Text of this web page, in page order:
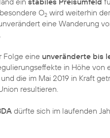
O2 wird weiterhin
eine Wanderung
Folge eine unveränderte bis
in Höhe von
die im Mai 2019 in Kraft
resultieren.
dürfte sich im laufenden